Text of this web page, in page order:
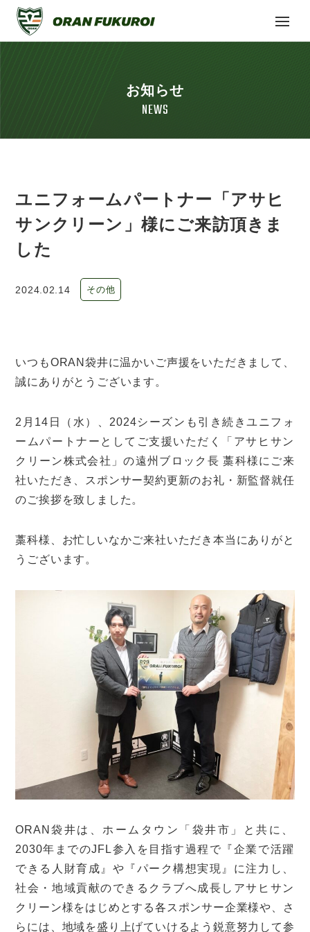
お知らせ
NEWS
ユニフォームパートナー「アサヒ
サンクリーン」様にご来訪頂きま
した
2024.02.14 その他
いつもORAN袋井に温かいご声援をいただきまして、
誠にありがとうございます。
2月14日（水）、 2024シーズンも引き続きユニフォ
ームパートナーとしてご支援いただく「アサヒサン
クリーン株式会社」の遠州ブロック長 藁科様にご来
社いただき、スポンサー契約更新のお礼・ 新監督就任
のご挨拶を致しました。
藁科様、 お忙しいなかご来社いただき本当にありがと
うございます。
ORAN袋井は、ホームタウン「袋井市」と共に、
2030年までのJFL参入を目指す過程で『企業で活躍
できる人財育成』や『パーク構想実現』に注力し、
社会・ 地域貢献のできるクラブへ成長しアサヒサン
クリーン様をはじめとする各スポンサー企業様や、さ
らには、 地域を盛り上げていけるよう鋭意努力して参